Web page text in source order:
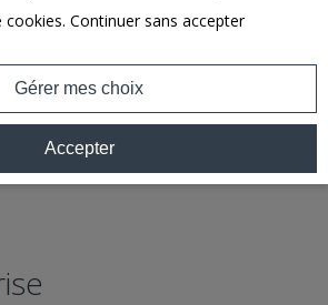
cookies. Continuer sans accepter
Gérer mes choix
Accepter